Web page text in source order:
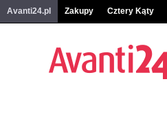
Avanti24.pl Zakupy Cztery Kąty